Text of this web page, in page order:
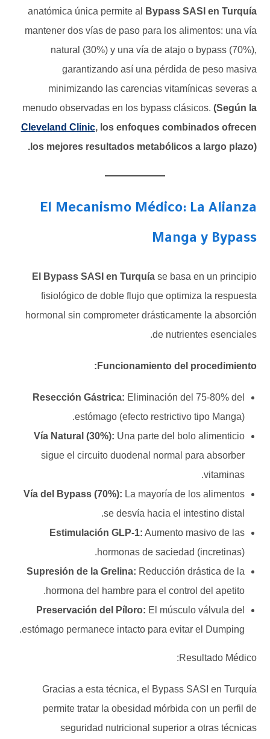
anatómica única permite alBypass SASI en Turquía
mantener dos vías de paso para los alimentos: una vía
natural (30%) y una vía de atajo o bypass (70%),
garantizando así una pérdida de peso masiva
minimizando las carencias vitamínicas severas a
menudo observadas en los bypass clásicos.(Según la
Cleveland Clinic , los enfoques combinados ofrecen
los mejores resultados metabólicos a largo plazo).
El Mecanismo Médico: La Alianza
Manga y Bypass
El Bypass SASI en Turquíase basa en un principio
fisiológico de doble flujo que optimiza la respuesta
hormonal sin comprometer drásticamente la absorción
de nutrientes esenciales.
Funcionamiento del procedimiento:
Resección Gástrica:Eliminación del 75-80% del
estómago (efecto restrictivo tipo Manga).
Vía Natural (30%):Una parte del bolo alimenticio
sigue el circuito duodenal normal para absorber
vitaminas.
Vía del Bypass (70%):La mayoría de los alimentos
se desvía hacia el intestino distal.
Estimulación GLP-1:Aumento masivo de las
hormonas de saciedad (incretinas).
Supresión de la Grelina:Reducción drástica de la
hormona del hambre para el control del apetito.
Preservación del Píloro:El músculo válvula del
estómago permanece intacto para evitar el Dumping.
Resultado Médico:
Gracias a esta técnica, el Bypass SASI en Turquía
permite tratar la obesidad mórbida con un perfil de
seguridad nutricional superior a otras técnicas